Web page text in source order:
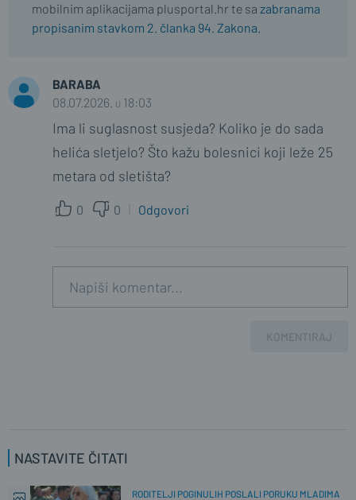
mobilnim aplikacijama plusportal.hr te sa zabranama
propisanim stavkom 2. članka 94. Zakona.
BARABA
08.07.2026. u 18:03
Ima li suglasnost susjeda? Koliko je do sada
helića sletjelo? Što kažu bolesnici koji leže 25
metara od sletišta?
0 0 Odgovori
KOMENTIRAJ
NASTAVITE ČITATI
RODITELJI POGINULIH POSLALI PORUKU MLADIMA